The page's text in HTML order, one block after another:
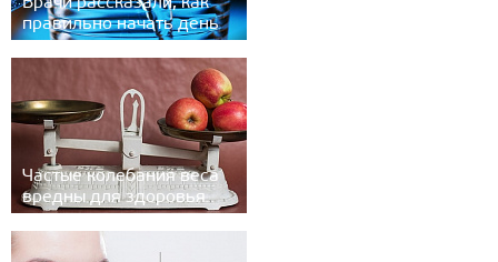
Врачи рассказали, как
правильно начать день
Частые колебания веса
вредны для здоровья